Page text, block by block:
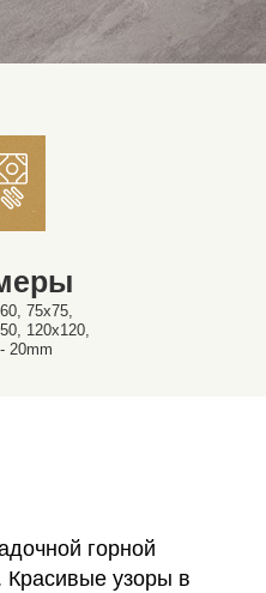
75x75,
120x120,
20mm
горной
Красивые узоры в